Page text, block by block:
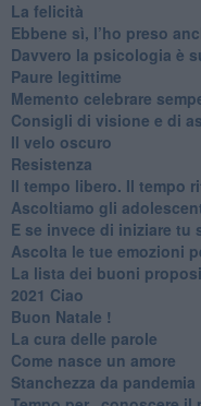
​La felicità
​Ebbene sì, l’ho preso
​Davvero la psicologia è
Paure legittime
​Memento celebrare
​Consigli di visione e di
​Il velo oscuro
Resistenza
​Il tempo libero. Il tempo
Ascoltiamo gli
​E se invece di iniziare tu
​Ascolta le tue emozioni
​La lista dei buoni
2021 Ciao
Buon Natale !
​La cura delle parole
​Come nasce un amore
Stanchezza da pandemia